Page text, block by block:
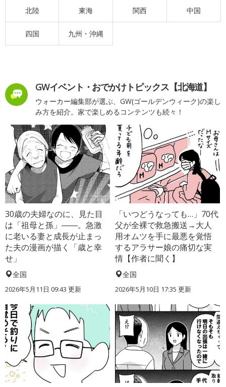
北陸 東海 関西 中国
四国 九州・沖縄
GWイベント・おでかけトピックス【北海道】
ウォーカー編集部が選ぶ、GW(ゴールデンウィーク)の楽し
み方を紹介。家で楽しめるコンテンツも続々！
30歳の夫婦なのに、見た目
は「祖母と孫」――。急激
に老いる妻と成長が止まっ
た夫の漫画が描く「歳と幸
せ」
全国
2026年5月11日 09:43 更新
「いつどうなっても…」70代
父が全裸で救急搬送→大人
用オムツを手に最悪を覚悟
するアラサー娘の痛切な実
情【作者に聞く】
全国
2026年5月10日 17:35 更新